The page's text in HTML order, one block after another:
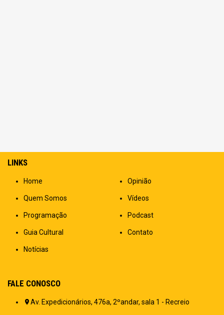
LINKS
Home
Quem Somos
Programação
Guia Cultural
Notícias
Opinião
Vídeos
Podcast
Contato
FALE CONOSCO
Av. Expedicionários, 476a, 2ºandar, sala 1 - Recreio